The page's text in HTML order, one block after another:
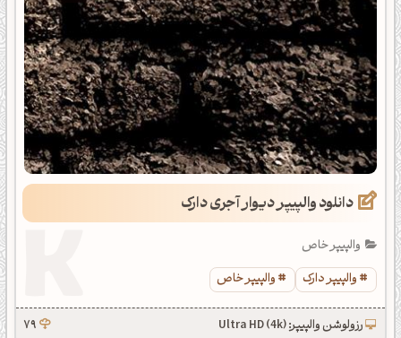
دانلود والپیپر دیوار آجری دارک
والپیپر خاص
والپیپر دارک
والپیپر خاص
رزولوشن والپیپر: Ultra HD (4k) 79